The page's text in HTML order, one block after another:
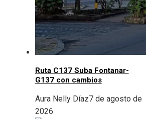
Ruta C137 Suba Fontanar-
G137 con cambios
Aura Nelly Díaz7 de agosto de
2026